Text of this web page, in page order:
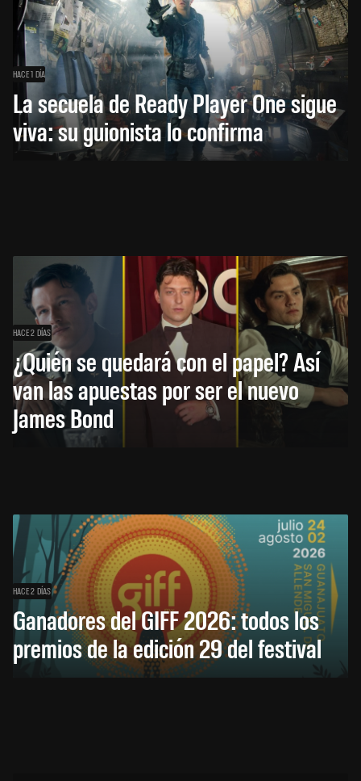
HACE 1 DÍA
La secuela de Ready Player One sigue
viva: su guionista lo confirma
HACE 2 DÍAS
¿Quién se quedará con el papel? Así
van las apuestas por ser el nuevo
James Bond
HACE 2 DÍAS
Ganadores del GIFF 2026: todos los
premios de la edición 29 del festival